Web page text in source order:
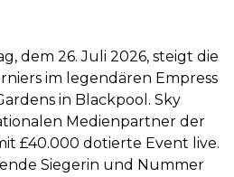
dem 26. Juli 2026, steigt die
im legendären Empress
in Blackpool. Sky
Medienpartner der
£40.000 dotierte Event live.
Siegerin und Nummer